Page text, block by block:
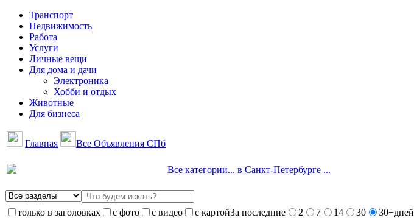
Транспорт
Недвижимость
Работа
Услуги
Личные вещи
Для дома и дачи
Электроника
Хобби и отдых
Животные
Для бизнеса
Главная Все Объявления СПб
Все категории... в Санкт-Петербурге ...
только в заголовках с фото с видео с картойЗа последние 2 7 14 30 30+дней